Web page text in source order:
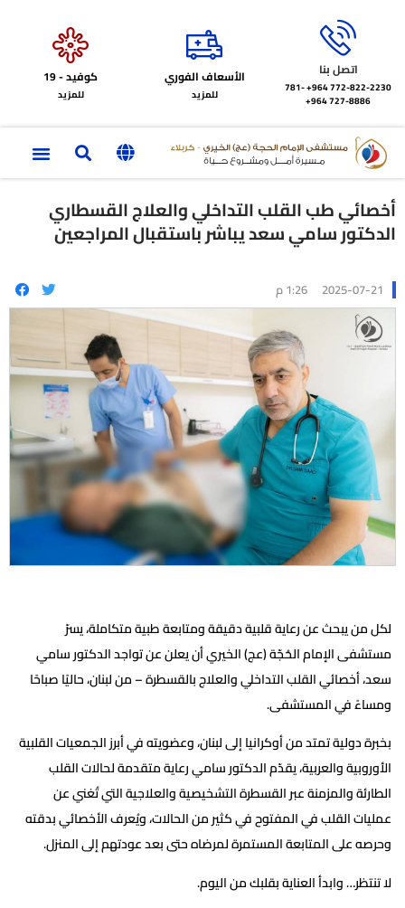
اتصل بنا
772-822-2230‏ 964+
781-
727-8886 964+
الأسعاف الفوري
للمزيد
كوفيد - 19
للمزيد
أخصائي طب القلب التداخلي والعلاج القسطاري
الدكتور سامي سعد يباشر باستقبال المراجعين
2025-07-21 1:26 م
لكل من يبحث عن رعاية قلبية دقيقة ومتابعة طبية متكاملة، يسرّ
مستشفى الإمام الحُجّة (عج) الخيري أن يعلن عن تواجد الدكتور سامي
سعد، أخصائي القلب التداخلي والعلاج بالقسطرة – من لبنان، حاليًا صباحًا
ومساءً في المستشفى.
بخبرة دولية تمتد من أوكرانيا إلى لبنان، وعضويته في أبرز الجمعيات القلبية
الأوروبية والعربية، يقدّم الدكتور سامي رعاية متقدمة لحالات القلب
الطارئة والمزمنة عبر القسطرة التشخيصية والعلاجية التي تُغني عن
عمليات القلب في المفتوح في كثير من الحالات، ويُعرف الأخصائي بدقته
وحرصه على المتابعة المستمرة لمرضاه حتى بعد عودتهم إلى المنزل.
لا تنتظر… وابدأ العناية بقلبك من اليوم.